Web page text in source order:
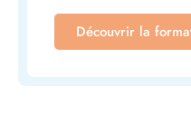
Découvrir la